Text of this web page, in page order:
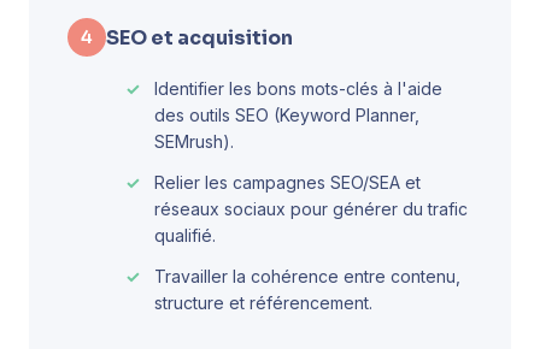
4 SEO et acquisition
Identifier les bons mots-clés à l'aide
des outils SEO (Keyword Planner,
SEMrush).
Relier les campagnes SEO/SEA et
réseaux sociaux pour générer du trafic
qualifié.
Travailler la cohérence entre contenu,
structure et référencement.